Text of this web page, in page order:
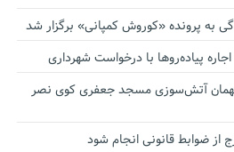
به پرونده «کوروش کمپانی» برگزار شد
پیاده‌روها با درخواست شهرداری
آتش‌سوزی مسجد جعفری کوی نصر
از ضوابط قانونی انجام شود